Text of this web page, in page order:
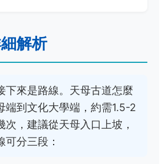
解析
下來是路線。天母古道怎麼
端到文化大學端，約需1.5-2
次，建議從天母入口上坡，
可分三段：